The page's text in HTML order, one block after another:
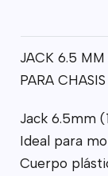
JACK 6.5 MM
PARA
Jack 6.5mm
Ideal para
Cuerpo